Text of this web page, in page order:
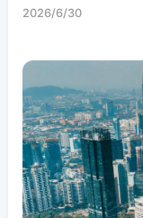
2026/6/30